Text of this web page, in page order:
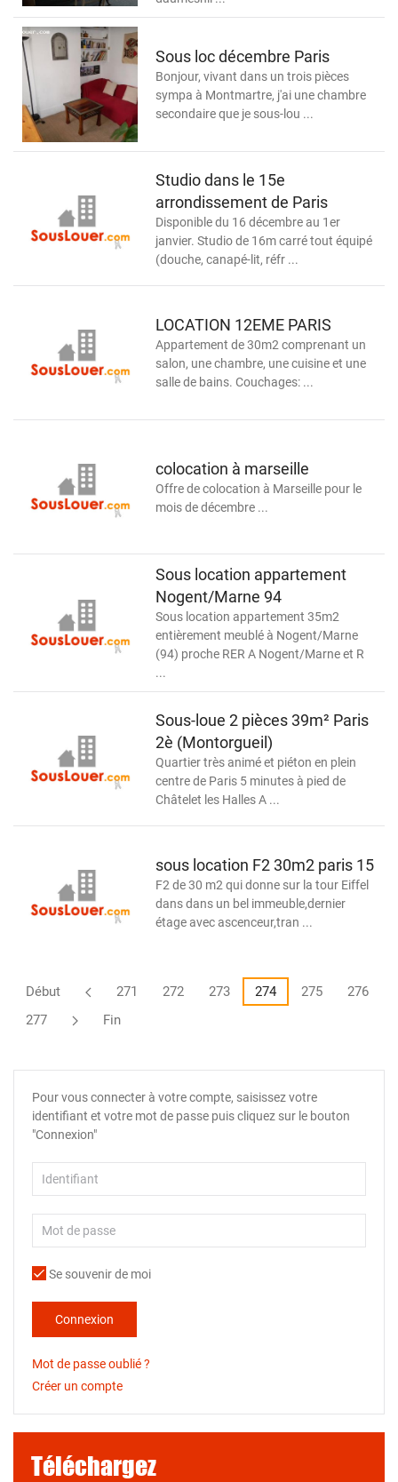
Sous loc décembre Paris
Bonjour, vivant dans un trois pièces
sympa à Montmartre, j'ai une chambre
secondaire que je sous-lou ...
Studio dans le 15e
arrondissement de Paris
Disponible du 16 décembre au 1er
janvier. Studio de 16m carré tout équipé
(douche, canapé-lit, réfr ...
LOCATION 12EME PARIS
Appartement de 30m2 comprenant un
salon, une chambre, une cuisine et une
salle de bains. Couchages: ...
colocation à marseille
Offre de colocation à Marseille pour le
mois de décembre ...
Sous location appartement
Nogent/Marne 94
Sous location appartement 35m2
entièrement meublé à Nogent/Marne
(94) proche RER A Nogent/Marne et R
...
Sous-loue 2 pièces 39m² Paris
2è (Montorgueil)
Quartier très animé et piéton en plein
centre de Paris 5 minutes à pied de
Châtelet les Halles A ...
sous location F2 30m2 paris 15
F2 de 30 m2 qui donne sur la tour Eiffel
dans dans un bel immeuble,dernier
étage avec ascenceur,tran ...
Début 271 272 273 274 275
276
277
Fin
Pour vous connecter à votre compte, saisissez votre
identifiant et votre mot de passe puis cliquez sur le bouton
"Connexion"
Se souvenir de moi
Connexion
Mot de passe oublié ?
Créer un compte
Téléchargez